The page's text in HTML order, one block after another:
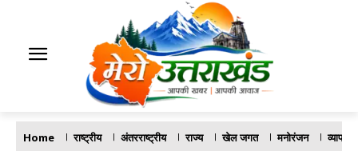
Home राष्ट्रीय अंतरराष्ट्रीय राज्य खेल जगत मनोरंजन व्यापार